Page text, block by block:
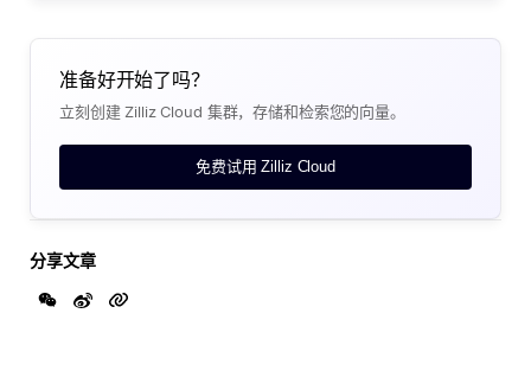
准备好开始了吗？
立刻创建 Zilliz Cloud 集群，存储和检索您的向量。
免费试用 Zilliz Cloud
分享文章